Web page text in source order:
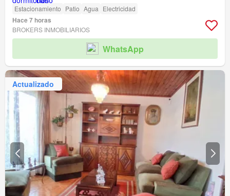
Estacionamiento Patio Agua Electricidad
Hace 7 horas
BROKERS INMOBILIARIOS
WhatsApp
Actualizado